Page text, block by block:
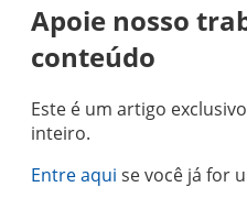
Apoie nosso
conteúdo
Este é um artigo
inteiro.
Entre aqui se você já for